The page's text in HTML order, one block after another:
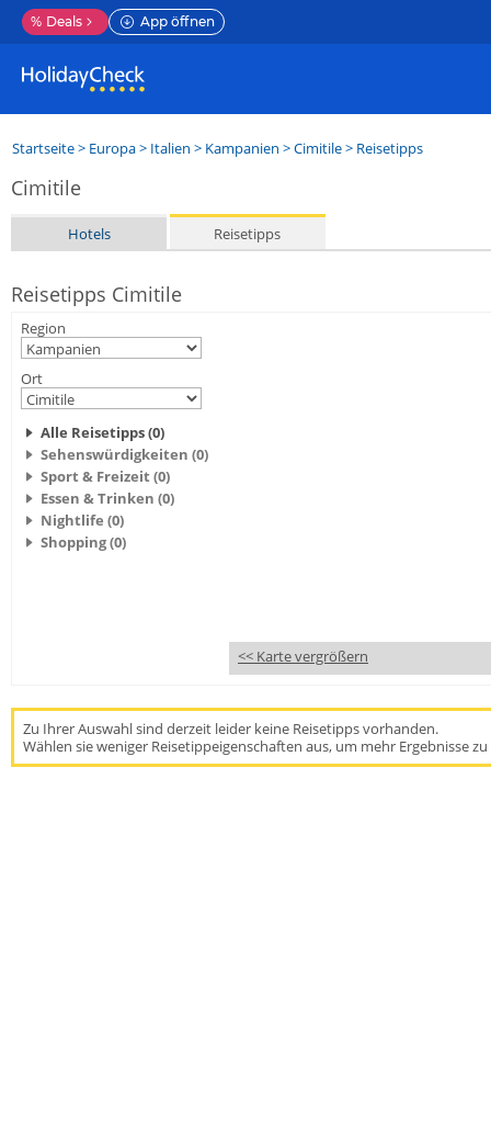
% Deals App öffnen
Startseite> Europa> Italien > Kampanien >Cimitile> Reisetipps
Cimitile
Hotels Reisetipps
Reisetipps Cimitile
Region
Ort
Alle Reisetipps (0)
Sehenswürdigkeiten (0)
Sport & Freizeit (0)
Essen & Trinken (0)
Nightlife (0)
Shopping (0)
<< Karte vergrößern
Zu Ihrer Auswahl sind derzeit leider keine Reisetipps vorhanden.
Wählen sie weniger Reisetippeigenschaften aus, um mehr Ergebnisse